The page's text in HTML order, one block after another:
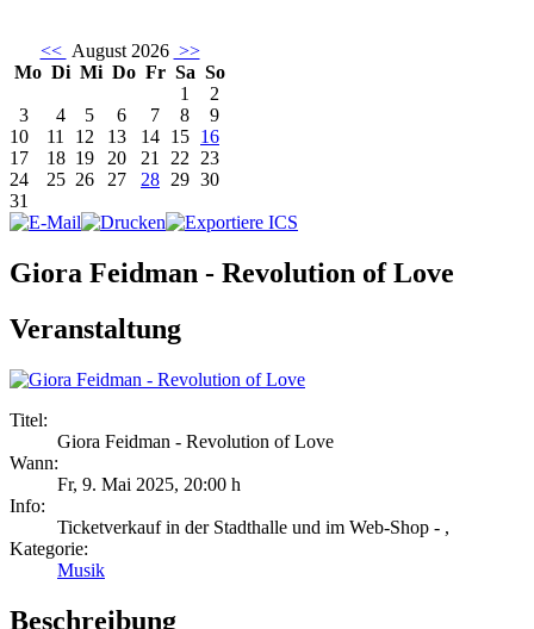
<< August 2026 >>
Mo Di Mi Do Fr Sa So
1
2
3
4 5 6 7 8
9
10
11 12 13 14 15 16
17
18 19 20 21 22 23
24
25 26 27 28 29 30
31
Giora Feidman - Revolution of Love
Veranstaltung
Titel:
Giora Feidman - Revolution of Love
Wann:
Fr, 9. Mai 2025, 20:00 h
Info:
Ticketverkauf in der Stadthalle und im Web-Shop - ,
Kategorie:
Musik
Beschreibung